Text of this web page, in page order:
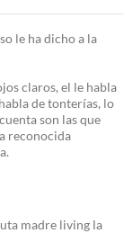
le ha dicho a la
claros, el le habla
de tonterías, lo
son las que
reconocida
madre living la